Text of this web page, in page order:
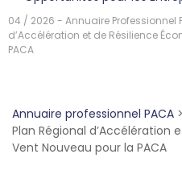
04 / 2026 - Annuaire Professionnel
d’Accélération et de Résilience
PACA
Annuaire professionnel PACA >
Plan Régional d’Accélération
Vent Nouveau pour la PACA